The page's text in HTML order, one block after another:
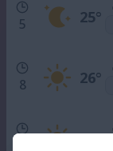
5 25°
8 26°
30°